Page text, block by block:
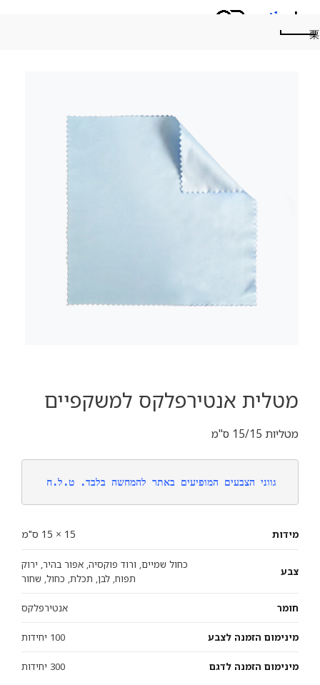
מטלית אנטירפלקס למשקפיים
מטליות 15/15 ס"מ
גווני הצבעים המופיעים באתר להמחשה בלבד. ט.ל.ח
מידות 15 × 15 ס"מ
צבע
כחול שמיים, ורוד פוקסיה, אפור בהיר, ירוק
תפוח, לבן, תכלת, כחול, שחור
חומר אנטירפלקס
מינימום הזמנה לצבע 100 יחידות
מינימום הזמנה לדגם 300 יחידות